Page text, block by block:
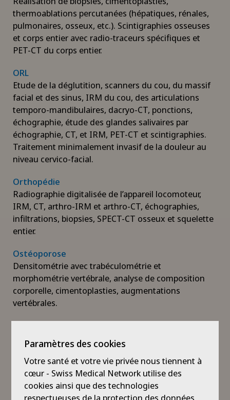
thermoablations percutanées (hépatiques, rénales,
pulmonaires, osseux, etc.). Scintigraphies osseuses
et corps entier avec radio-traceurs spécifiques et
PET-CT du corps entier.
ORL
Etude de la déglutition, scanners du cou, du massif
facial et des sinus, IRM du cou, des articulations
temporo-mandibulaires, dacryo-CT, ponctions,
échographie, étude des glandes salivaires par
échographie, CT, et IRM, PET-CT et scintigraphies.
Traitement minimalement invasif de la douleur au
niveau cervico-facial.
Orthopédie
Radiographie digitalisée de l’appareil locomoteur,
IRM, CT, arthro-IRM et arthro-CT, échographies,
infiltrations, biopsies, SPECT-CT osseux et squelette
entier.
Ostéoporose
Densitométrie avec trabéculométrie et
morphométrie vertébrale, analyse de composition
corporelle, cimentoplasties, augmentations
vertébrales.
Echographie abdominale y compris reins et vessie,
pylore, parties molles, cérébrale transfontanellaire
des nourrissons, scrotale et hanches. Transits,
lavements, cysto-urétrographie permictionnelle,
scanner, IRM (selon l’âge de l’enfant), radiographies
Paramètres des cookies
Votre santé et votre vie privée nous tiennent à
cœur - Swiss Medical Network utilise des
cookies ainsi que des technologies